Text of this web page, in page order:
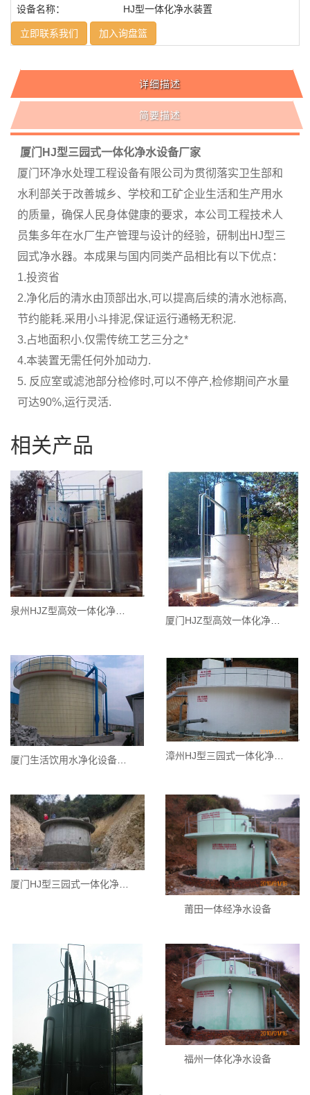
设备名称： HJ型一体化净水装置
立即联系我们 加入询盘篮
详细描述
简要描述
厦门HJ型三园式一体化净水设备厂家
厦门环净水处理工程设备有限公司为贯彻落实卫生部和
水利部关于改善城乡、学校和工矿企业生活和生产用水
的质量，确保人民身体健康的要求，本公司工程技术人
员集多年在水厂生产管理与设计的经验，研制出HJ型三
园式净水器。本成果与国内同类产品相比有以下优点：
1.投资省
2.净化后的清水由顶部出水,可以提高后续的清水池标高,
节约能耗.采用小斗排泥,保证运行通畅无积泥.
3.占地面积小.仅需传统工艺三分之*
4.本装置无需任何外加动力.
5. 反应室或滤池部分检修时,可以不停产,检修期间产水量
可达90%,运行灵活.
相关产品
厦门HJZ型高效一体化净水器
莆田一体经净水设备
福州一体化净水设备